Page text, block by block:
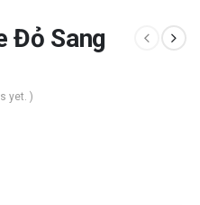
Đỏ Sang
yet. )